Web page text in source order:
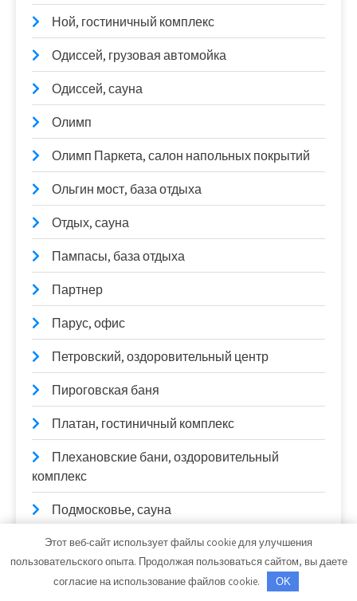
Ной, гостиничный комплекс
Одиссей, грузовая автомойка
Одиссей, сауна
Олимп
Олимп Паркета, салон напольных покрытий
Ольгин мост, база отдыха
Отдых, сауна
Пампасы, база отдыха
Партнер
Парус, офис
Петровский, оздоровительный центр
Пироговская баня
Платан, гостиничный комплекс
Плехановские бани, оздоровительный
комплекс
Подмосковье, сауна
Полет, парк-отель
Политика конфиденциальности
Этот веб-сайт использует файлы cookie для улучшения
пользовательского опыта. Продолжая пользоваться сайтом, вы даете
согласие на использование файлов cookie.
OK